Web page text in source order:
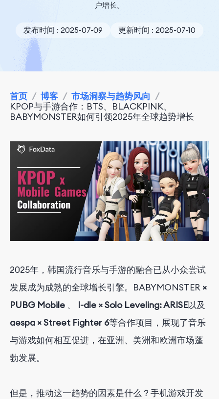
户增长。
发布时间 : 2025-07-09 更新时间 : 2025-07-10
首页 / 博客 / 市场洞察与趋势风向 /
KPOP与手游合作：BTS、BLACKPINK、
BABYMONSTER如何引领2025年全球趋势增长
2025年 ，韩国流行音乐与手游的融合已从小众尝试
发展成为成熟的全球增长引擎。BABYMONSTER ×
PUBG Mobile 、 I-dle × Solo Leveling: ARISE以及
aespa × Street Fighter 6等合作项目， 展现了音乐
与游戏如何相互促进，在亚洲、美洲和欧洲市场蓬
勃发展。
但是，推动这一趋势的因素是什么？手机游戏开发